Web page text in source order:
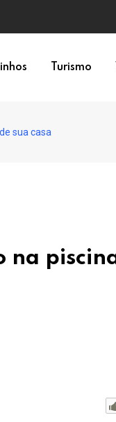
Turismo
sua casa
na